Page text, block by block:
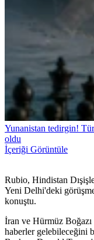
Yunanistan tedirgin!
oldu
İçeriği Görüntüle
Rubio, Hindistan
Yeni Delhi'deki
konuştu.
İran ve Hürmüz
haberler gelebileceğini